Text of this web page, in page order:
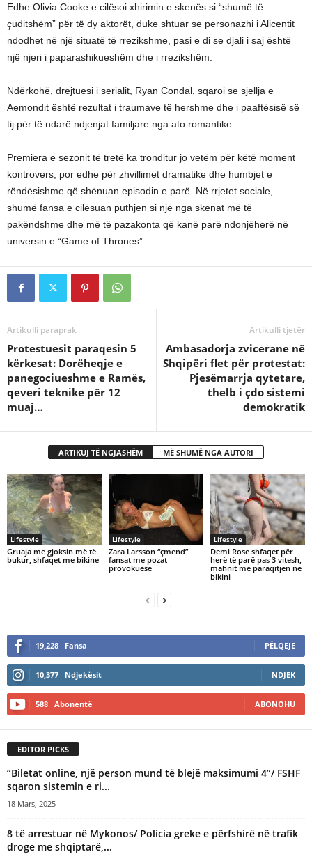
Edhe Olivia Cooke e cilësoi xhirimin e skenës si “shumë të
çuditshëm” për të dy aktorët, duke shtuar se personazhi i Alicentit
ndodhet në një situatë të rrezikshme, pasi e di se djali i saj është
një njeri i paparashikueshëm dhe i rrezikshëm.
Ndërkohë, drejtuesi i serialit, Ryan Condal, sqaroi se sjellja e
Aemondit është rezultat i traumave të hershme dhe i paaftësisë së
tij për të ndarë ndjenjat familjare nga ato romantike.
Premiera e sezonit të tretë ka tronditur jo vetëm për këtë moment
kontrovers, por edhe për zhvillimet dramatike dhe humbjet e
rëndësishme që shënuan episodin e parë. Në rrjetet sociale,
shumë fansa e cilësuan puthjen si një nga skenat më të
pakëndshme dhe më të pazakonta që kanë parë ndonjëherë në
universin e “Game of Thrones”.
Artikulli paraprak
Protestuesit paraqesin 5
kërkesat: Dorëheqje e
panegociueshme e Ramës,
qeveri teknike për 12
muaj…
Artikulli tjetër
Ambasadorja zvicerane në
Shqipëri flet për protestat:
Pjesëmarrja qytetare,
thelb i çdo sistemi
demokratik
ARTIKUJ TË NGJASHËM MË SHUMË NGA AUTORI
Lifestyle
Gruaja me gjoksin më të
bukur, shfaqet me bikine
Lifestyle
Zara Larsson “çmend”
fansat me pozat
provokuese
Lifestyle
Demi Rose shfaqet për
herë të parë pas 3 vitesh,
mahnit me paraqitjen në
bikini
19,228 Fansa PËLQEJE
10,377 Ndjekësit NDJEK
588 Abonentë ABONOHU
EDITOR PICKS
“Biletat online, një person mund të blejë maksimumi 4”/ FSHF
sqaron sistemin e ri...
18 Mars, 2025
8 të arrestuar në Mykonos/ Policia greke e përfshirë në trafik
droge me shqiptarë,...